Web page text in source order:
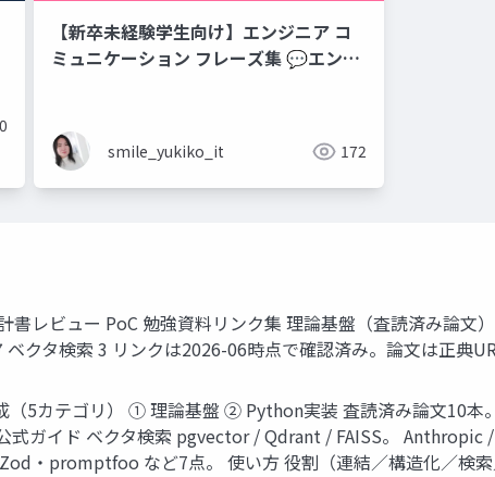
【新卒未経験学生向け】エンジニア コ
ミュニケーション フレーズ集 💬エンジ
smile_yukiko_it 172
書レビュー PoC 勉強資料リンク集 理論基盤（査読済み論文
クタ検索 3 リンクは2026-06時点で確認済み。論文は正典
（5カテゴリ） ① 理論基盤 ② Python実装 査読済み論文10本
ガイド ベクタ検索 pgvector / Qdrant / FAISS。
・promptfoo など7点。 使い方 役割（連結／構造化／検